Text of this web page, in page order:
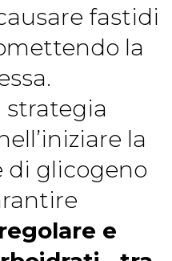
fastidi
la
strategia
la
di glicogeno
e